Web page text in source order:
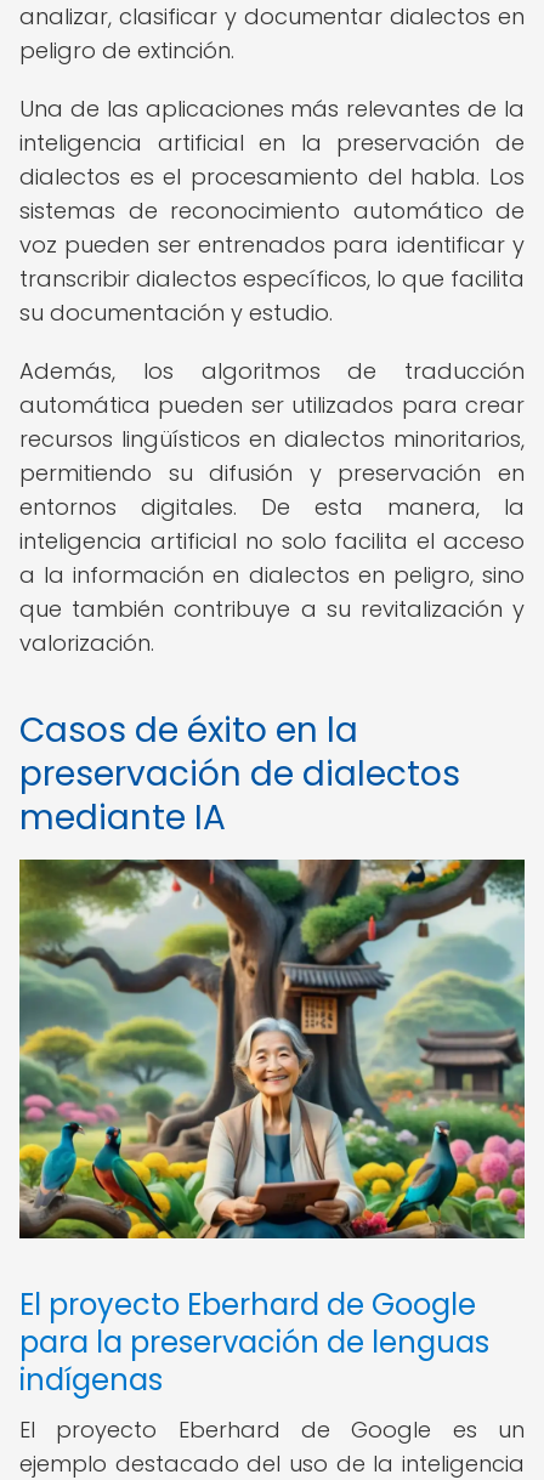
analizar, clasificar y documentar dialectos en
peligro de extinción.
Una de las aplicaciones más relevantes de la
inteligencia artificial en la preservación de
dialectos es el procesamiento del habla. Los
sistemas de reconocimiento automático de
voz pueden ser entrenados para identificar y
transcribir dialectos específicos, lo que facilita
su documentación y estudio.
Además, los algoritmos de traducción
automática pueden ser utilizados para crear
recursos lingüísticos en dialectos minoritarios,
permitiendo su difusión y preservación en
entornos digitales. De esta manera, la
inteligencia artificial no solo facilita el acceso
a la información en dialectos en peligro, sino
que también contribuye a su revitalización y
valorización.
Casos de éxito en la
preservación de dialectos
mediante IA
El proyecto Eberhard de Google
para la preservación de lenguas
indígenas
El proyecto Eberhard de Google es un
ejemplo destacado del uso de la inteligencia